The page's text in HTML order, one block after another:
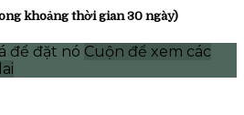
khoảng thời gian 30 ngày)
để đặt nó Cuộn để xem các